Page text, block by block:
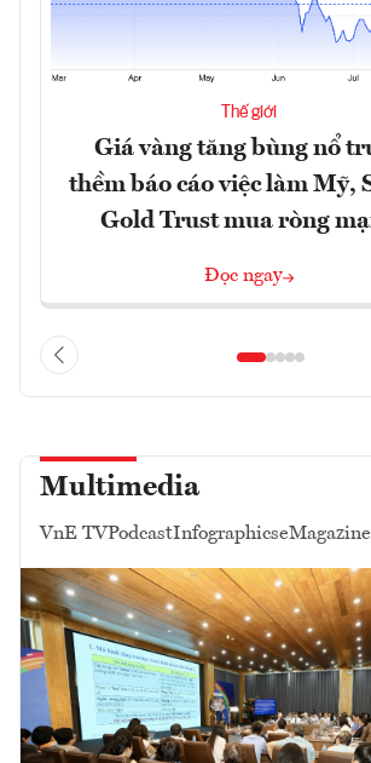
Thế giới
Giá vàng tăng bùng nổ
thềm báo cáo việc làm Mỹ,
Gold Trust mua ròng
Đọc ngay
Multimedia
VnE TVPodcastInfographicseMagazine